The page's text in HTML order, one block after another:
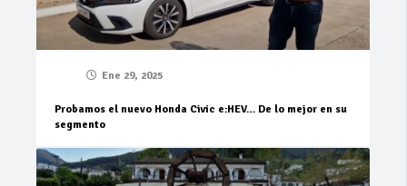
Ene 29, 2025
Probamos el nuevo Honda Civic e:HEV… De lo mejor en su
segmento